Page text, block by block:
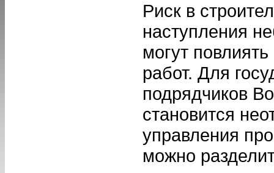
Риск в
наступления
могут
работ. Для
подрядчиков
становится
управления
можно